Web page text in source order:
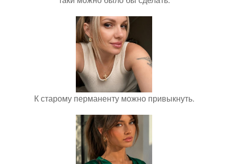
К старому перманенту можно привыкнуть.